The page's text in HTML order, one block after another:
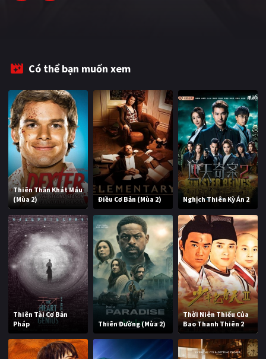
Có thể bạn muốn xem
Thiên Thần Khát Máu
(Mùa 2)
Điều Cơ Bản (Mùa 2) Nghịch Thiên Kỳ Án 2
Thiên Tài Cơ Bản
Pháp
Thiên Đường (Mùa 2)
Thời Niên Thiếu Của
Bao Thanh Thiên 2